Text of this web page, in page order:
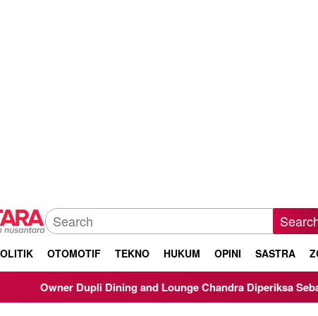
OTOMOTIF TEKNO HUKUM OPINI SASTRA
Dining and Lounge Chandra Diperiksa Sebagai Saksi Kasus